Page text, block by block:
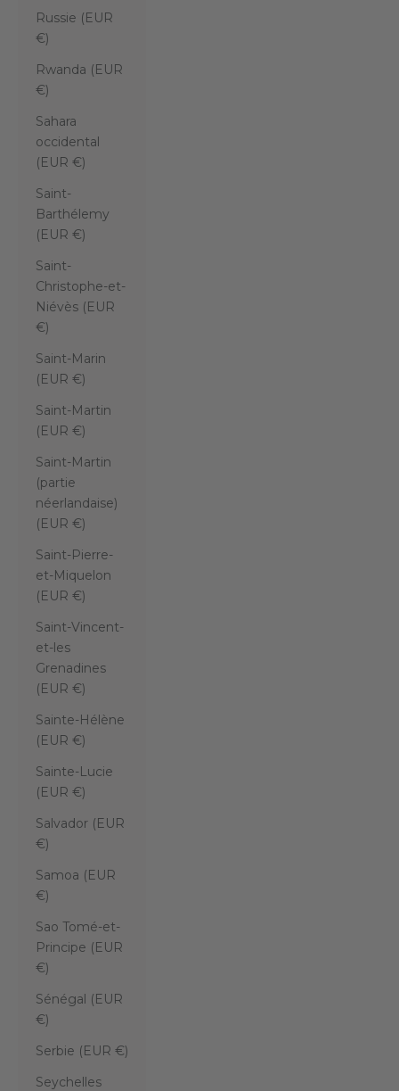
Russie (EUR
€)
Rwanda (EUR
€)
Sahara
occidental
(EUR €)
Saint-
Barthélemy
(EUR €)
Saint-
Christophe-et-
Niévès (EUR
€)
Saint-Marin
(EUR €)
Saint-Martin
(EUR €)
Saint-Martin
(partie
néerlandaise)
(EUR €)
Saint-Pierre-
et-Miquelon
(EUR €)
Saint-Vincent-
et-les
Grenadines
(EUR €)
Sainte-Hélène
(EUR €)
Sainte-Lucie
(EUR €)
Salvador (EUR
€)
Samoa (EUR
€)
Sao Tomé-et-
Principe (EUR
€)
Sénégal (EUR
€)
Serbie (EUR €)
Seychelles